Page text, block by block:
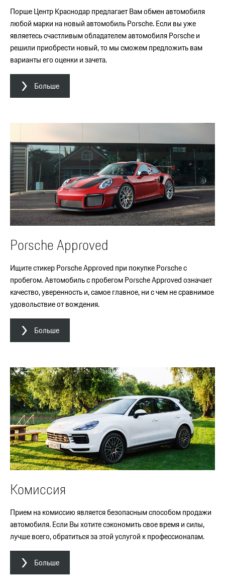
Порше Центр Краснодар предлагает Вам обмен автомобиля
любой марки на новый автомобиль Porsche. Если вы уже
являетесь счастливым обладателем автомобиля Porsche и
решили приобрести новый, то мы сможем предложить вам
варианты его оценки и зачета.
Больше
Porsche Approved
Ищите стикер Porsche Approved при покупке Porsche с
пробегом. Автомобиль с пробегом Porsche Approved означает
качество, уверенность и, самое главное, ни с чем не сравнимое
удовольствие от вождения.
Больше
Комиссия
Прием на комиссию является безопасным способом продажи
автомобиля. Если Вы хотите сэкономить свое время и силы,
лучше всего, обратиться за этой услугой к профессионалам.
Больше